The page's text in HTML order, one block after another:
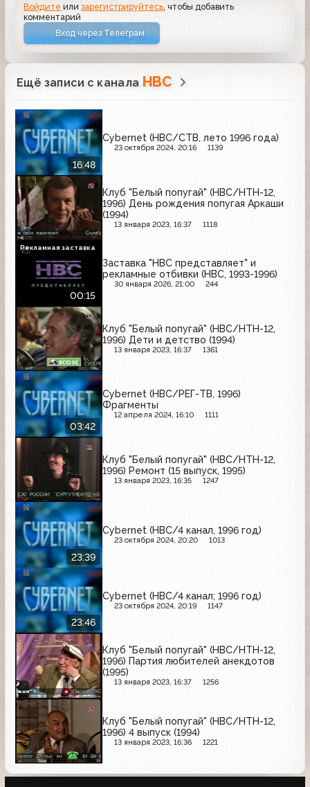
Войдите илизарегистрируйтесь , чтобы добавить
комментарий
Вход через Телеграм
Ещё записи с канала НВС
16:48
Cybernet (НВС/СТВ, лето 1996 года)
23 октября 2024, 20:16 1139
Клуб "Белый попугай" (НВС/НТН-12,
1996) День рождения попугая Аркаши
(1994)
13 января 2023, 16:37 1118
00:15
Заставка "НВС представляет" и
рекламные отбивки (НВС, 1993-1996)
30 января 2026, 21:00 244
Рекламная заставка
Клуб "Белый попугай" (НВС/НТН-12,
1996) Дети и детство (1994)
13 января 2023, 16:37 1361
03:42
Cybernet (НВС/РЕГ-ТВ, 1996)
Фрагменты
12 апреля 2024, 16:10 1111
Клуб "Белый попугай" (НВС/НТН-12,
1996) Ремонт (15 выпуск, 1995)
13 января 2023, 16:35 1247
23:39
Cybernet (НВС/4 канал, 1996 год)
23 октября 2024, 20:20 1013
23:46
Cybernet (НВС/4 канал; 1996 год)
23 октября 2024, 20:19 1147
Клуб "Белый попугай" (НВС/НТН-12,
1996) Партия любителей анекдотов
(1995)
13 января 2023, 16:37 1256
Клуб "Белый попугай" (НВС/НТН-12,
1996) 4 выпуск (1994)
13 января 2023, 16:36 1221